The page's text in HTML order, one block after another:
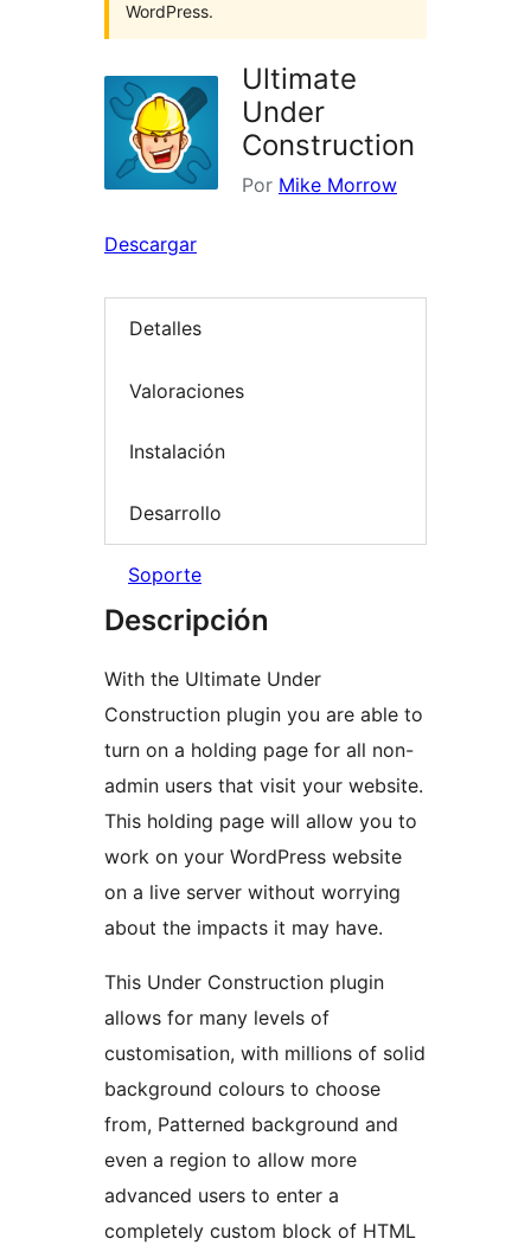
WordPress.
Ultimate
Under
Construction
Por Mike Morrow
Descargar
Detalles
Valoraciones
Instalación
Desarrollo
Soporte
Descripción
With the Ultimate Under
Construction plugin you are able to
turn on a holding page for all non-
admin users that visit your website.
This holding page will allow you to
work on your WordPress website
on a live server without worrying
about the impacts it may have.
This Under Construction plugin
allows for many levels of
customisation, with millions of solid
background colours to choose
from, Patterned background and
even a region to allow more
advanced users to enter a
completely custom block of HTML